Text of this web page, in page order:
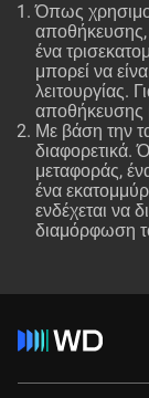
Όπως
αποθήκευσης,
ένα
μπορεί να
λειτουργίας.
αποθήκευσης
Με βάση την
διαφορετικά.
μεταφοράς,
ένα
ενδέχεται να
διαμόρφωση